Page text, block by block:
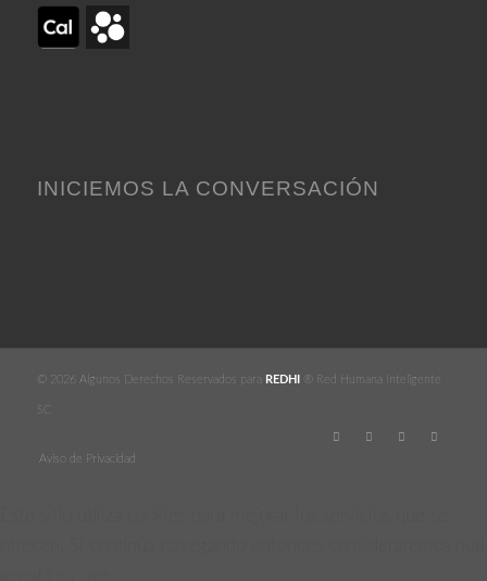
INICIEMOS LA CONVERSACIÓN
© 2026 Algunos Derechos Reservados para REDHI ® Red Humana Inteligente
Aviso de Privacidad